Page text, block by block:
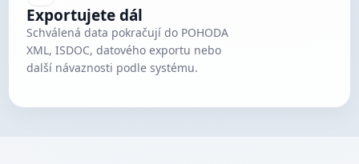
Exportujete dál
Schválená data pokračují do POHODA
XML, ISDOC, datového exportu nebo
další návaznosti podle systému.